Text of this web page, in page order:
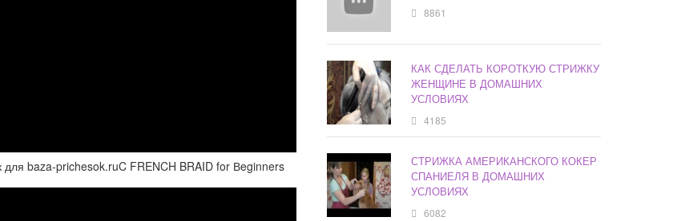
prichesok.ruC FRENCH BRAID for Вeginners
8861
КАК СДЕЛАТЬ КОРОТКУЮ СТРИЖКУ
ЖЕНЩИНЕ В ДОМАШНИХ
УСЛОВИЯХ
4185
СТРИЖКА АМЕРИКАНСКОГО КОКЕР
СПАНИЕЛЯ В ДОМАШНИХ
УСЛОВИЯХ
6082